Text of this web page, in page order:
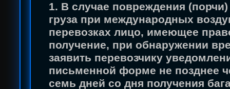
1. В случае повреждения
груза при международных
перевозках лицо, имеющее
получение, при обнаружении
заявить перевозчику
письменной форме не позднее
семь дней со дня получения